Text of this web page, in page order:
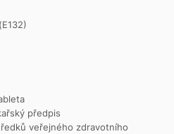
předpis
veřejného zdravotního